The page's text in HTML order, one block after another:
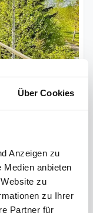
Über Cookies
Anzeigen zu
Medien anbieten
zu
zu Ihrer
Partner für
1.172 €